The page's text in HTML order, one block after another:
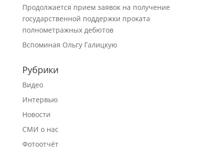
Продолжается прием заявок на получение
государственной поддержки проката
полнометражных дебютов
Вспоминая Ольгу Галицкую
Рубрики
Видео
Интервью
Новости
СМИ о нас
Фотоотчёт